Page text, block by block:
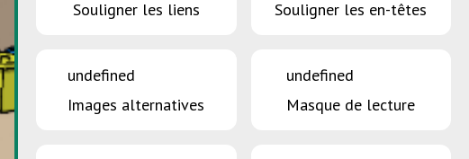
Souligner les liens
Souligner les en-têtes
undefined
Images alternatives
undefined
Masque de lecture